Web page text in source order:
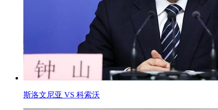
斯洛文尼亚 VS 科索沃